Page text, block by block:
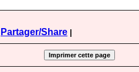
Partager/Share